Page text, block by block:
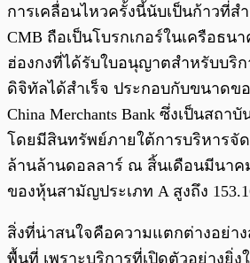
การเคลื่อนไหวครั้งนี้นับเป็นก้าวที่ส
CMB ถือเป็นโบรกเกอร์ในเครือธน
ฮ่องกงที่ได้รับใบอนุญาตสำหรับบริ
ดิจิทัลได้สำเร็จ ประกอบกับขนาดข
China Merchants Bank ซึ่งเป็นสถา
โดยมีสินทรัพย์ภายใต้การบริหารจั
ล้านล้านดอลลาร์ ณ สิ้นเดือนมีนา
ของหุ้นสามัญประเภท A สูงถึง
สิ่งที่น่าสนใจคือความแตกต่างอย่า
พื้นที่ เพราะบริการที่เปิดตัวอย่างยิ่